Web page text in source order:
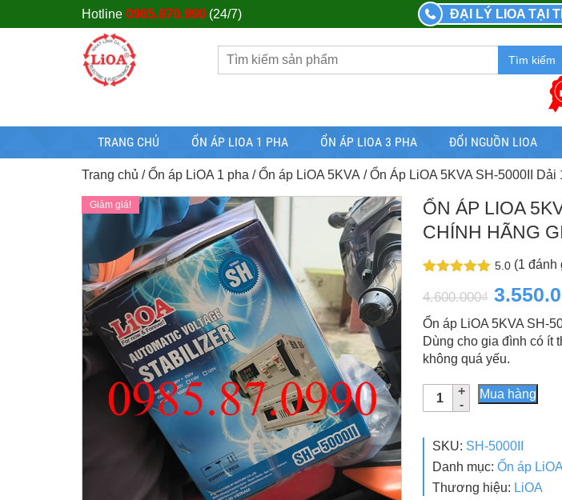
Hotline 0985.870.990 (24/7) ĐẠI LÝ LIOA TẠI
Tìm kiếm
TRANG CHỦ ỔN ÁP LIOA 1 PHA ỔN ÁP LIOA 3 PHA ĐỔI NGUỒN LIOA
Trang chủ /Ổn áp LiOA 1 pha /Ổn áp LiOA 5KVA / Ổn Áp LiOA 5KVA SH-5000II
Giảm giá!
ỔN ÁP LIOA
CHÍNH HÃNG
5.0
dựa trên
(1 đánh
4.600.000₫ Giá
gốc
là:
Ổn áp LiOA 5KVA SH-
Dùng cho gia đình có ít
không quá yếu.
Ổn
Áp
5KVA
SH-
5000II
Dải
Mua hàng
SKU: SH-5000II
Danh mục: Ổn áp
Thương hiệu: LiOA